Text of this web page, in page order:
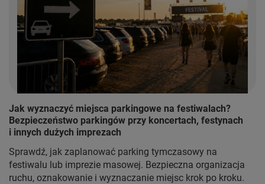
Jak wyznaczyć miejsca parkingowe na festiwalach?
Bezpieczeństwo parkingów przy koncertach, festynach
i innych dużych imprezach
Sprawdź, jak zaplanować parking tymczasowy na
festiwalu lub imprezie masowej. Bezpieczna organizacja
ruchu, oznakowanie i wyznaczanie miejsc krok po kroku.